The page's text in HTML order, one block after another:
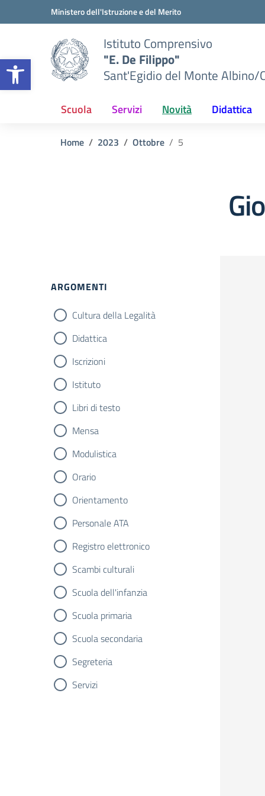
Apri la barra degli strumenti
Vai ai contenuti
Vai al menu di navigazioneMinistero dell'Istruzione e del Merito
Istituto Comprensivo
"E. De Filippo"
Sant'Egidio del Monte Albino/
Scuola Servizi Novità Didattica
Home 2023 Ottobre 5
ARGOMENTI
Cultura della Legalità
Didattica
Iscrizioni
Istituto
Libri di testo
Mensa
Modulistica
Orario
Orientamento
Personale ATA
Registro elettronico
Scambi culturali
Scuola dell'infanzia
Scuola primaria
Scuola secondaria
Segreteria
Servizi